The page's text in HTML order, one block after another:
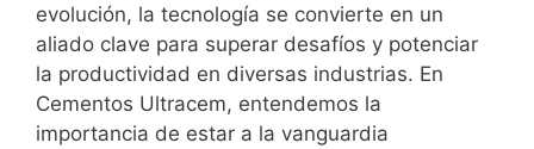
evolución, la tecnología se convierte en un
aliado clave para superar desafíos y potenciar
la productividad en diversas industrias. En
Cementos Ultracem, entendemos la
importancia de estar a la vanguardia